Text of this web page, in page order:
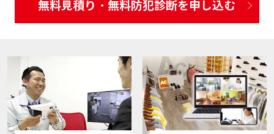
無料見積り・無料防犯診断を申し込む